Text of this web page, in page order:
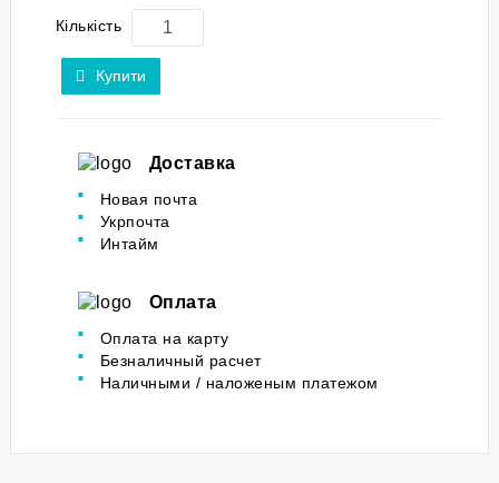
Кількість
Купити
Доставка
Новая почта
Укрпочта
Интайм
Оплата
Оплата на карту
Безналичный расчет
Наличными / наложеным платежом